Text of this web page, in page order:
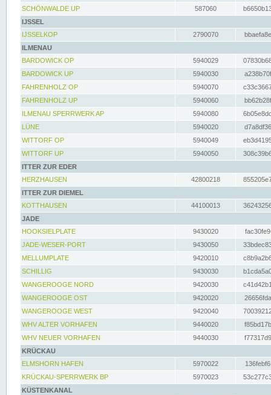
SCHÖNWALDE UP
587060
IJSSEL
IJSSELKOP
2790070
ILMENAU
BARDOWICK OP
5940029
BARDOWICK UP
5940030
FAHRENHOLZ OP
5940070
FAHRENHOLZ UP
5940060
ILMENAU SPERRWERK AP
5940080
LÜNE
5940020
WITTORF OP
5940049
WITTORF UP
5940050
ITTER ZUR EDER
HERZHAUSEN
42800218
ITTER ZUR DIEMEL
KOTTHAUSEN
44100013
JADE
HOOKSIELPLATE
9430020
JADE-WESER-PORT
9430050
MELLUMPLATE
9420010
SCHILLIG
9430030
WANGEROOGE NORD
9420030
WANGEROOGE OST
9420020
WANGEROOGE WEST
9420040
WHV ALTER VORHAFEN
9440020
WHV NEUER VORHAFEN
9440030
KRÜCKAU
ELMSHORN HAFEN
5970022
KRÜCKAU-SPERRWERK BP
5970023
KÜSTENKANAL